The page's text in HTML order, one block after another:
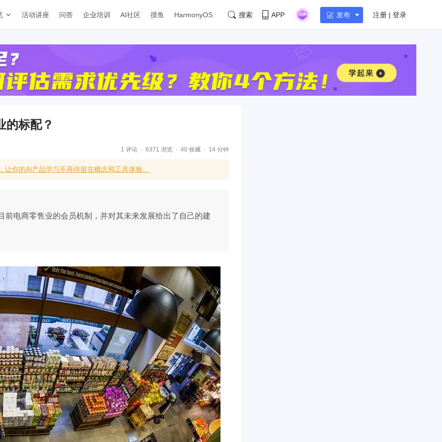
活动讲座 问答 企业培训 AI社区 摸鱼 HarmonyOS 搜索 APP 发布 注册 | 登录
的标配？
1 评论 6371 浏览 40 收藏 14 分钟
你的AI产品学习不再停留在概念和工具体验。
电商零售业的会员机制，并对其未来发展给出了自己的建